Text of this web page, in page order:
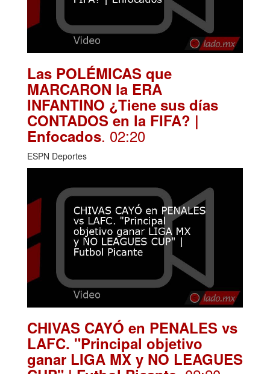
Las POLÉMICAS que
MARCARON la ERA
INFANTINO ¿Tiene sus días
CONTADOS en la FIFA? |
Enfocados. 02:20
ESPN Deportes
CHIVAS CAYÓ en PENALES vs
LAFC. "Principal objetivo
ganar LIGA MX y NO LEAGUES